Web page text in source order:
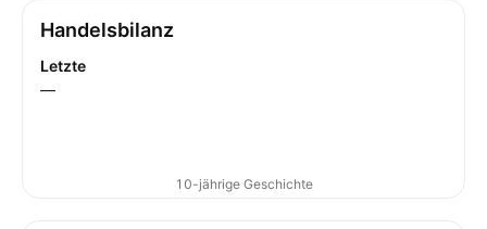
Handelsbilanz
Letzte
—
10-jährige Geschichte